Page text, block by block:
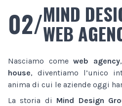
02/MIND
WEB
Nasciamo come web agency
house, diventiamo l’unico
anima di cui le aziende oggi
La storia di Mind Design